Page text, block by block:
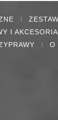
I
O